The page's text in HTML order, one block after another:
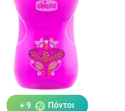
9.99€
ΑΓΟΡΑ
+ 9 Πόντοι